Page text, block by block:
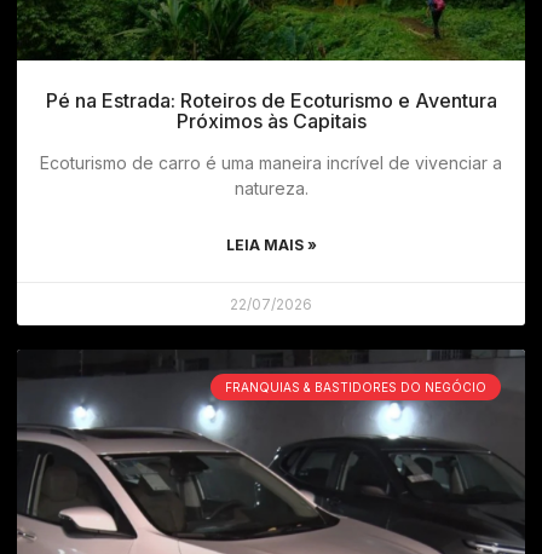
Pé na Estrada: Roteiros de Ecoturismo e Aventura
Próximos às Capitais
Ecoturismo de carro é uma maneira incrível de vivenciar a
natureza.
LEIA MAIS »
22/07/2026
FRANQUIAS & BASTIDORES DO NEGÓCIO